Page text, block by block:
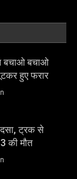
बचाओ बचाओ
हुए फरार
ट्रक से
की मौत